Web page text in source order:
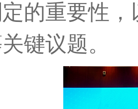
的重要性
键议题。